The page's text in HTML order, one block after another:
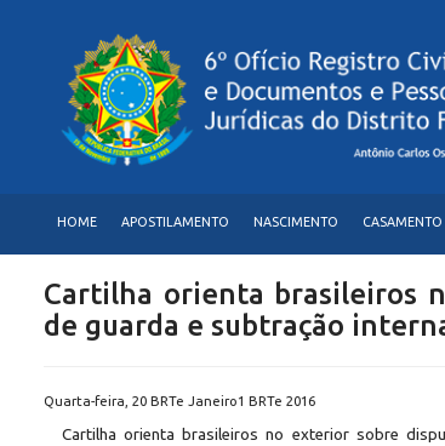
HOME APOSTILAMENTO NASCIMENTO CASAMENTO
Cartilha orienta brasileiros
de guarda e subtração
Quarta-feira, 20 BRTe Janeiro1 BRTe 2016
Cartilha orienta brasileiros no exterior sobre